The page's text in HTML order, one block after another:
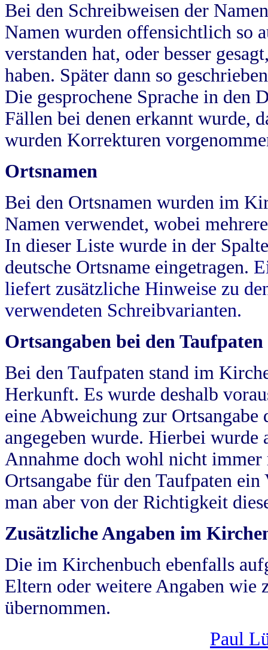
Bei den Schreibweisen der
Namen wurden offensichtlich so
verstanden hat, oder besser
haben. Später dann so
Die gesprochene Sprache in
Fällen bei denen erkannt wurde,
wurden Korrekturen
Ortsnamen
Bei den Ortsnamen wurden im
Namen verwendet, wobei
In dieser Liste wurde in der
deutsche Ortsname eingetragen.
liefert zusätzliche Hinweise zu
verwendeten Schreibvarianten.
Ortsangaben bei den Taufpaten
Bei den Taufpaten stand im
Herkunft. Es wurde deshalb
eine Abweichung zur
angegeben wurde. Hierbei wurde
Annahme doch wohl nicht
Ortsangabe für den Taufpaten
man aber von der Richtigkeit
Zusätzliche Angaben im
Die im Kirchenbuch ebenfalls
Eltern oder weitere Angaben wie
übernommen.
Paul